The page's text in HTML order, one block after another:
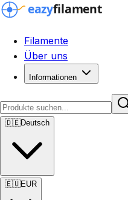
Filamente
Über uns
Informationen
🇩🇪Deutsch
🇪🇺EUR